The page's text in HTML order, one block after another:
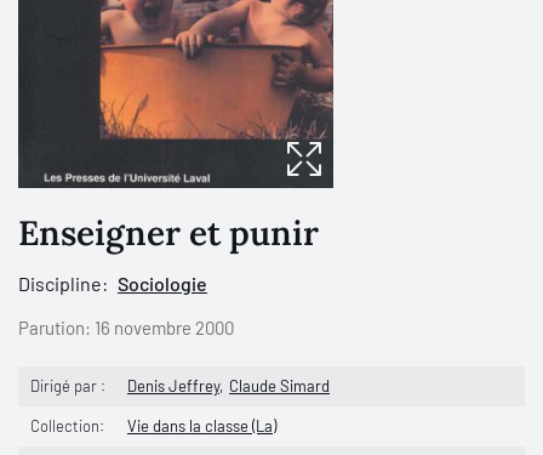
Enseigner et punir
Discipline: Sociologie
Parution: 16 novembre 2000
Dirigé par : Denis Jeffrey Claude Simard
Collection: Vie dans la classe (La)